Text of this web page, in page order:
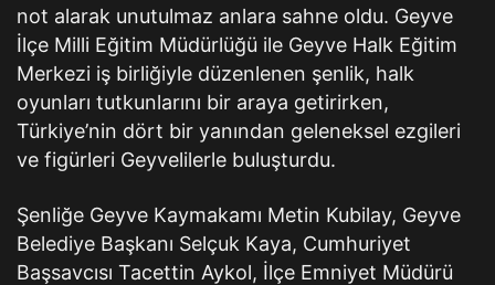
not alarak unutulmaz anlara sahne oldu. Geyve
İlçe Milli Eğitim Müdürlüğü ile Geyve Halk Eğitim
Merkezi iş birliğiyle düzenlenen şenlik, halk
oyunları tutkunlarını bir araya getirirken,
Türkiye’nin dört bir yanından geleneksel ezgileri
ve figürleri Geyvelilerle buluşturdu.
Şenliğe Geyve Kaymakamı Metin Kubilay, Geyve
Belediye Başkanı Selçuk Kaya, Cumhuriyet
Başsavcısı Tacettin Aykol, İlçe Emniyet Müdürü